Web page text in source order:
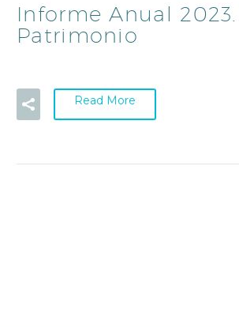
Informe Anual
Patrimonio
Read More